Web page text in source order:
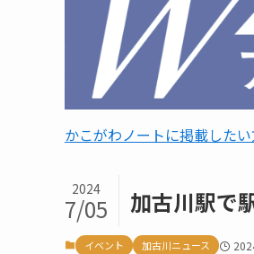
かこがわノートに掲載したい
加古川駅で
2024
7/05
イベント 加古川ニュース